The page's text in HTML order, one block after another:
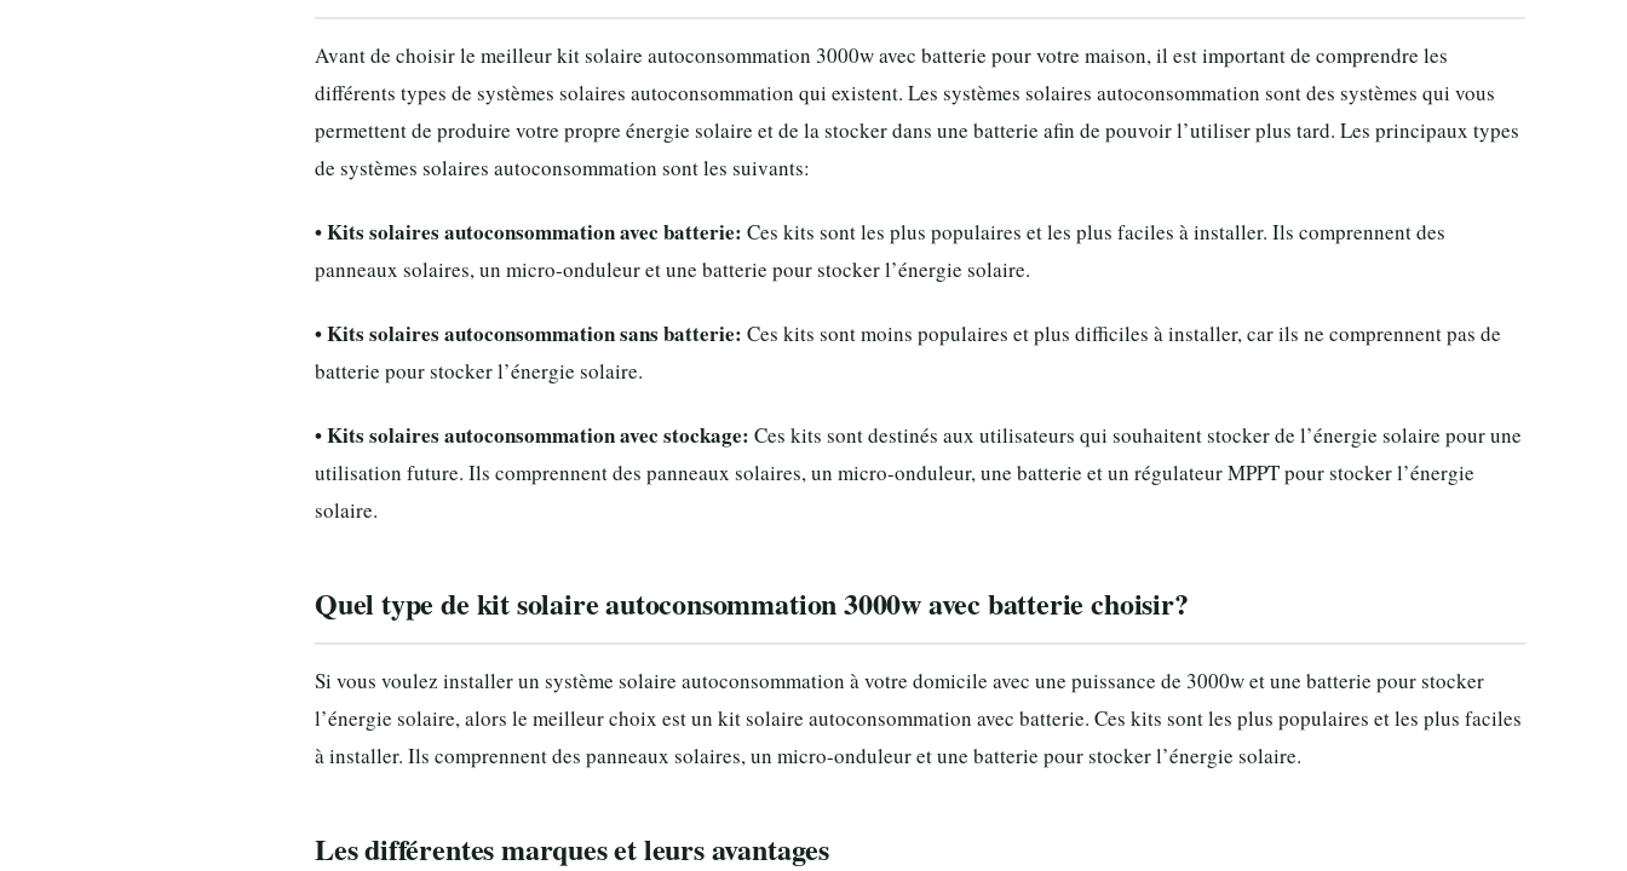
Avant de choisir le meilleur kit solaire autoconsommation 3000w avec batterie pour votre maison, il est important de comprendre les
différents types de systèmes solaires autoconsommation qui existent. Les systèmes solaires autoconsommation sont des systèmes qui vous
permettent de produire votre propre énergie solaire et de la stocker dans une batterie afin de pouvoir l’utiliser plus tard. Les principaux types
de systèmes solaires autoconsommation sont les suivants:
• Kits solaires autoconsommation avec batterie: Ces kits sont les plus populaires et les plus faciles à installer. Ils comprennent des
panneaux solaires, un micro-onduleur et une batterie pour stocker l’énergie solaire.
• Kits solaires autoconsommation sans batterie: Ces kits sont moins populaires et plus difficiles à installer, car ils ne comprennent pas de
batterie pour stocker l’énergie solaire.
• Kits solaires autoconsommation avec stockage: Ces kits sont destinés aux utilisateurs qui souhaitent stocker de l’énergie solaire pour une
utilisation future. Ils comprennent des panneaux solaires, un micro-onduleur, une batterie et un régulateur MPPT pour stocker l’énergie
solaire.
Quel type de kit solaire autoconsommation 3000w avec batterie choisir?
Si vous voulez installer un système solaire autoconsommation à votre domicile avec une puissance de 3000w et une batterie pour stocker
l’énergie solaire, alors le meilleur choix est un kit solaire autoconsommation avec batterie. Ces kits sont les plus populaires et les plus faciles
à installer. Ils comprennent des panneaux solaires, un micro-onduleur et une batterie pour stocker l’énergie solaire.
Les différentes marques et leurs avantages